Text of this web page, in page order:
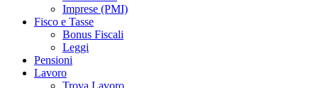
Imprese (PMI)
Fisco e Tasse
Bonus Fiscali
Leggi
Pensioni
Lavoro
Trova Lavoro